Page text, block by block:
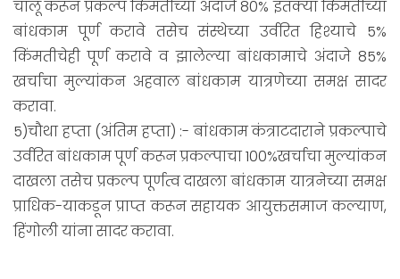
चालू करून प्रकल्प किंमतीच्या अंदाजे 80% इतक्या किंमतीच्या
बांधकाम पूर्ण करावे तसेच संस्थेच्या उर्वरित हिश्याचे 5%
किंमतीचेही पूर्ण करावे व झालेल्या बांधकामाचे अंदाजे 85%
खर्चाचा मुल्यांकन अहवाल बांधकाम यात्रणेच्या समक्ष सादर
करावा.
5)चौथा हप्ता (अंतिम हप्ता) :- बांधकाम कंत्राटदाराने प्रकल्पाचे
उर्वरित बांधकाम पूर्ण करून प्रकल्पाचा 100%खर्चाचा मुल्यांकन
दाखला तसेच प्रकल्प पूर्णत्व दाखला बांधकाम यात्रनेच्या समक्ष
प्राधिक-याकडून प्राप्त करून सहायक आयुक्तसमाज कल्याण,
हिंगोली यांना सादर करावा.